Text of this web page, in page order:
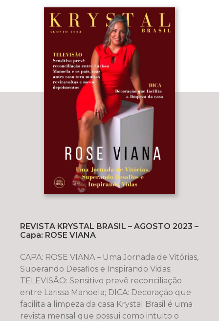
REVISTA KRYSTAL BRASIL – AGOSTO 2023 –
Capa: ROSE VIANA
CAPA: ROSE VIANA – Uma Jornada de Vitórias,
Superando Desafios e Inspirando Vidas;
TELEVISÃO: Sensitivo prevê reconciliação
entre Larissa Manoela; DICA: Decoração que
facilita a limpeza da casa Krystal Brasil é uma
revista mensal que possui como intuito o